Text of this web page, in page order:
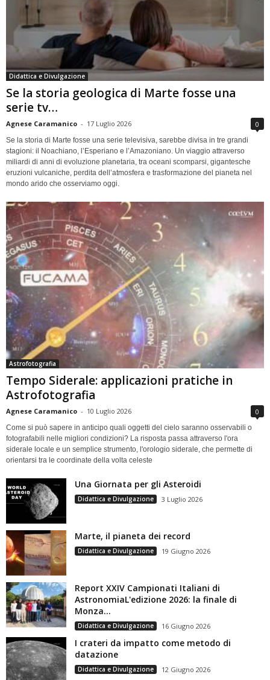
Didattica e Divulgazione
Se la storia geologica di Marte fosse una
serie tv…
Agnese Caramanico - 17 Luglio 2026 0
Se la storia di Marte fosse una serie televisiva, sarebbe divisa in tre grandi
stagioni: il Noachiano, l’Esperiano e l’Amazoniano. Un viaggio attraverso
miliardi di anni di evoluzione planetaria, tra oceani scomparsi, gigantesche
eruzioni vulcaniche, perdita dell’atmosfera e trasformazione del pianeta nel
mondo arido che osserviamo oggi.
Astrofotografia
Tempo Siderale: applicazioni pratiche in
Astrofotografia
Agnese Caramanico - 10 Luglio 2026 0
Come si può sapere in anticipo quali oggetti del cielo saranno osservabili o
fotografabili nelle migliori condizioni? La risposta passa attraverso l'ora
siderale locale e un semplice strumento, l'orologio siderale, che permette di
orientarsi tra le coordinate della volta celeste
Una Giornata per gli Asteroidi
Didattica e Divulgazione 3 Luglio 2026
Marte, il pianeta dei record
Didattica e Divulgazione 19 Giugno 2026
Report XXIV Campionati Italiani di
AstronomiaL'edizione 2026: la finale di
Monza...
Didattica e Divulgazione 16 Giugno 2026
I crateri da impatto come metodo di
datazione
Didattica e Divulgazione 12 Giugno 2026